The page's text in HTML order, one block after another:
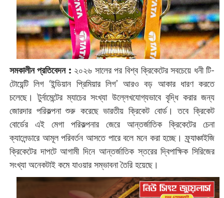
সমকালীন প্রতিবেদন : ২০২৬ সালের পর বিশ্ব ক্রিকেটের সবচেয়ে ধনী টি-
টোয়েন্টি লিগ ‘ইন্ডিয়ান প্রিমিয়ার লিগ’ আরও বড় আকার ধারণ করতে
চলেছে। টুর্নামেন্টের ম্যাচের সংখ্যা উল্লেখযোগ্যভাবে বৃদ্ধি করার জন্য
জোরদার পরিকল্পনা শুরু করেছে ভারতীয় ক্রিকেট বোর্ড। তবে ক্রিকেট
বোর্ডের এই মেগা পরিকল্পনার জেরে আন্তর্জাতিক ক্রিকেটের চেনা
ক্যালেন্ডারে আমূল পরিবর্তন আসতে পারে বলে মনে করা হচ্ছে। ফ্র্যাঞ্চাইজি
ক্রিকেটের দাপটে আগামী দিনে আন্তর্জাতিক স্তরের দ্বিপাক্ষিক সিরিজের
সংখ্যা অনেকটাই কমে যাওয়ার সম্ভাবনা তৈরি হয়েছে।